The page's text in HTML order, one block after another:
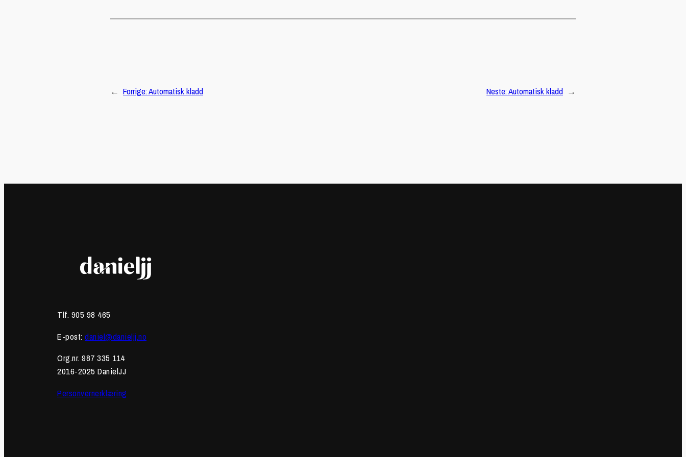
← Forrige:Automatisk kladd Neste:Automatisk kladd →
Tlf. 905 98 465
E-post: daniel@danieljj.no
Org.nr. 987 335 114
2016-2025 DanielJJ
Personvernerklæring